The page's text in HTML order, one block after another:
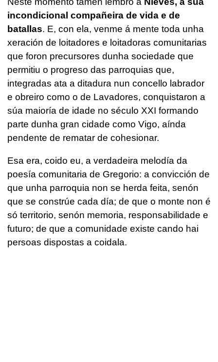
incondicional compañeira de vida e de
batallas. E, con ela, venme á mente toda unha
xeración de loitadores e loitadoras comunitarias
que foron precursores dunha sociedade que
permitiu o progreso das parroquias que,
integradas ata a ditadura nun concello labrador
e obreiro como o de Lavadores, conquistaron a
súa maioría de idade no século XXI formando
parte dunha gran cidade como Vigo, aínda
pendente de rematar de cohesionar.
Esa era, coido eu, a verdadeira melodía da
poesía comunitaria de Gregorio: a convicción de
que unha parroquia non se herda feita, senón
que se constrúe cada día; de que o monte non é
só territorio, senón memoria, responsabilidade e
futuro; de que a comunidade existe cando hai
persoas dispostas a coidala.